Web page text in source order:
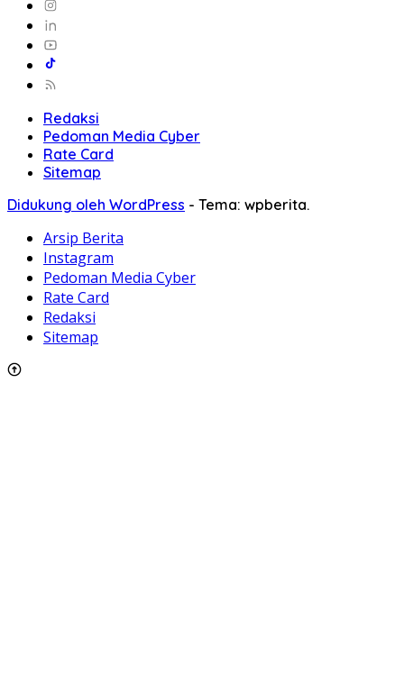
Redaksi
Pedoman Media Cyber
Rate Card
Sitemap
Didukung oleh WordPress - Tema: wpberita.
Arsip Berita
Instagram
Pedoman Media Cyber
Rate Card
Redaksi
Sitemap